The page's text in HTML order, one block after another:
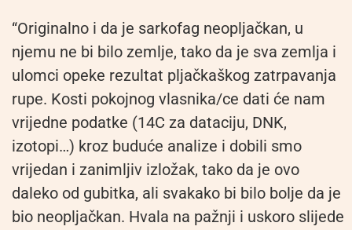
“Originalno i da je sarkofag neopljačkan, u
njemu ne bi bilo zemlje, tako da je sva zemlja i
ulomci opeke rezultat pljačkaškog zatrpavanja
rupe. Kosti pokojnog vlasnika/ce dati će nam
vrijedne podatke (14C za dataciju, DNK,
izotopi…) kroz buduće analize i dobili smo
vrijedan i zanimljiv izložak, tako da je ovo
daleko od gubitka, ali svakako bi bilo bolje da je
bio neopljačkan. Hvala na pažnji i uskoro slijede